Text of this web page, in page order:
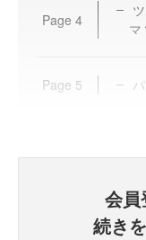
Page 4
マ
Page 5
会員
続き